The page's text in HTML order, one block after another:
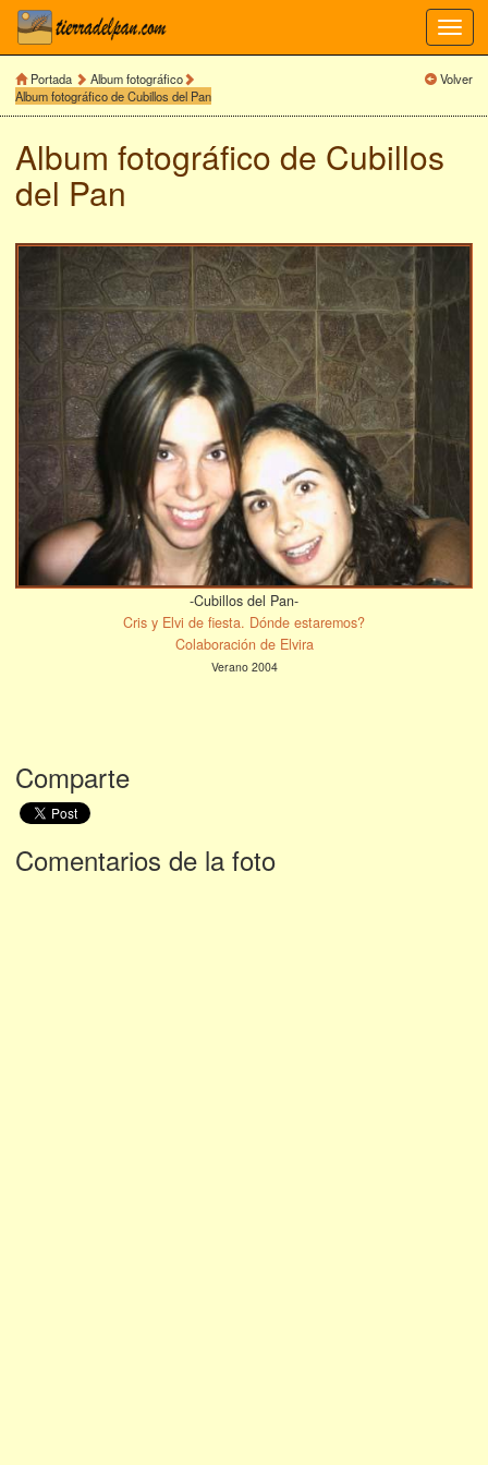
Portada
Album fotográfico
Album fotográfico de Cubillos del Pan
Volver
Album fotográfico de Cubillos
del Pan
-Cubillos del Pan-
Cris y Elvi de fiesta. Dónde estaremos?
Colaboración de Elvira
Verano 2004
Comparte
Comentarios de la foto